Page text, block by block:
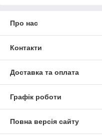
Про нас
Контакти
Доставка та оплата
Графік роботи
Повна версія сайту